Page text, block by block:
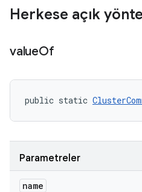
Herkese açık
valueOf
public static
Parametreler
name